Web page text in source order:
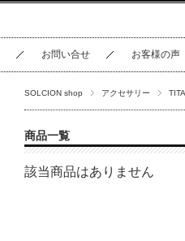
お問い合せ お客様の声
SOLCION shop アクセサリー
商品一覧
該当商品はありません